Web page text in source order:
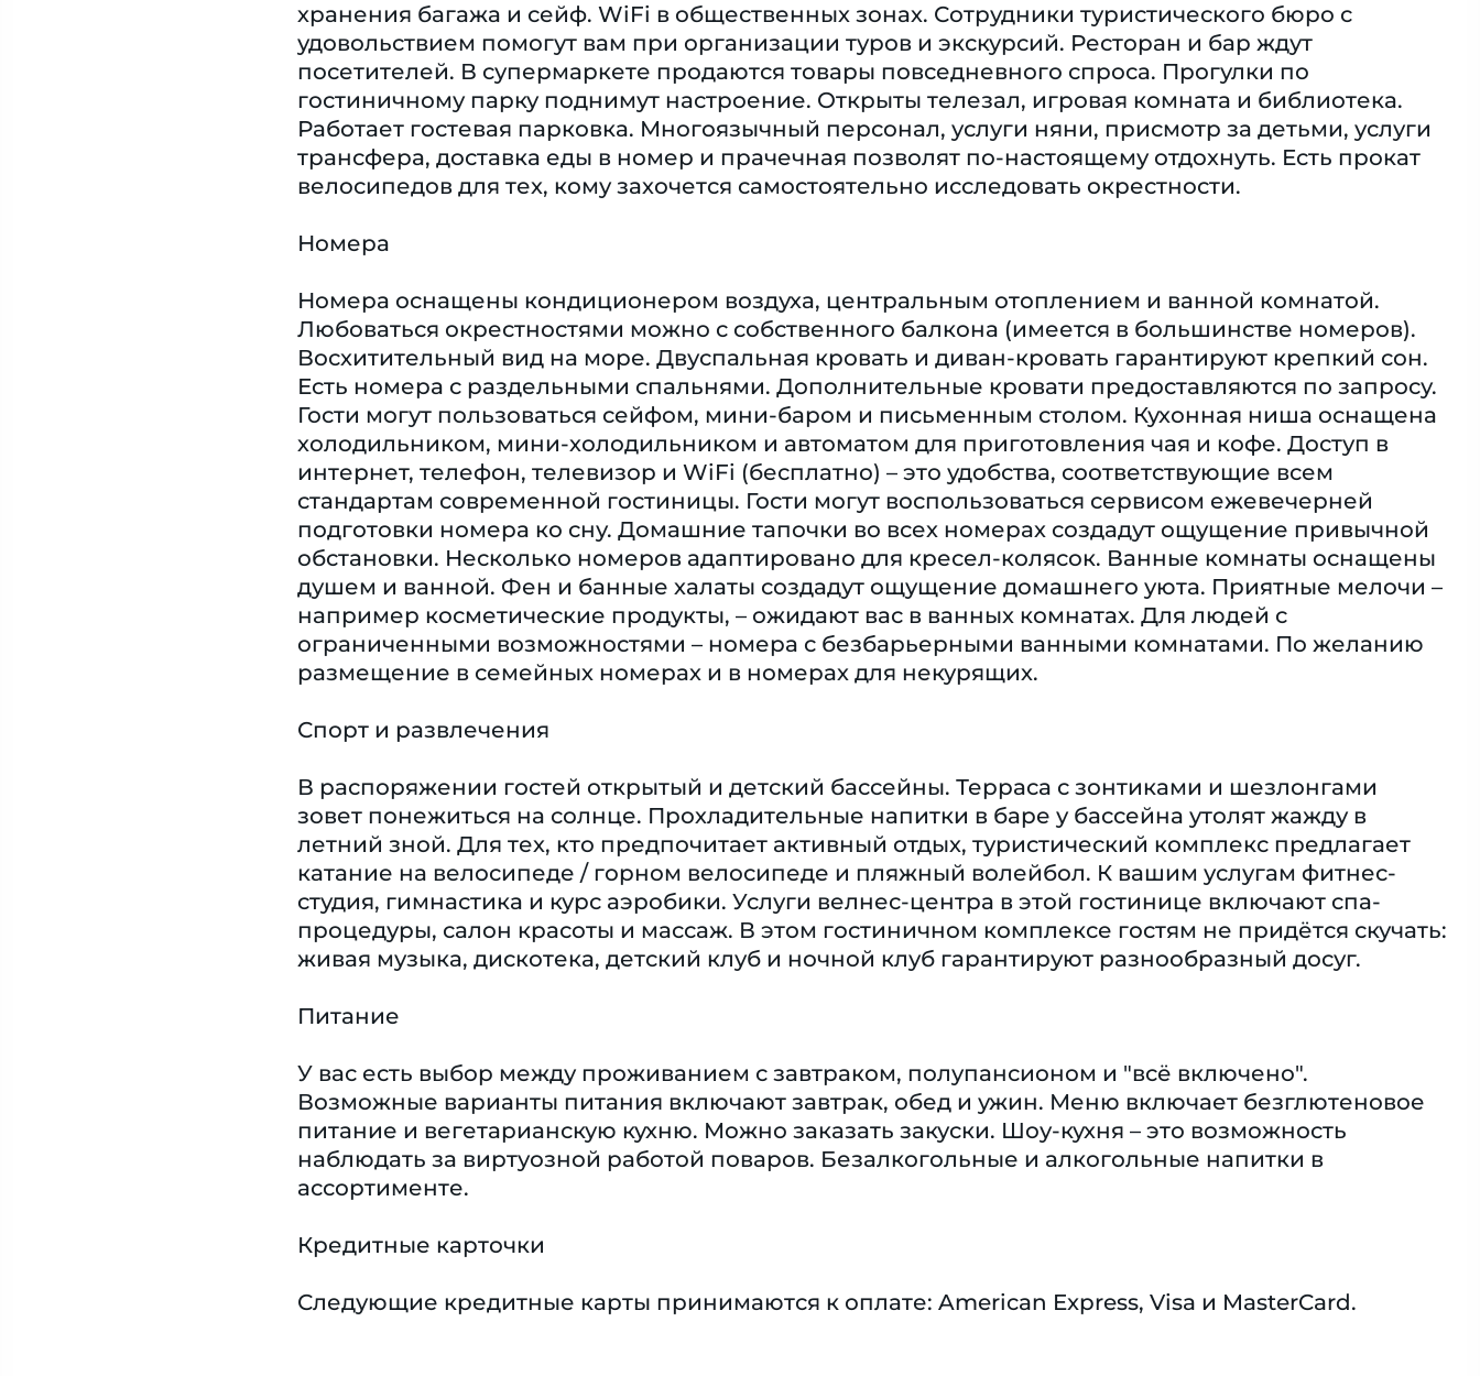
хранения багажа и сейф. WiFi в общественных зонах. Сотрудники туристического бюро с
удовольствием помогут вам при организации туров и экскурсий. Ресторан и бар ждут
посетителей. В супермаркете продаются товары повседневного спроса. Прогулки по
гостиничному парку поднимут настроение. Открыты телезал, игровая комната и библиотека.
Работает гостевая парковка. Многоязычный персонал, услуги няни, присмотр за детьми, услуги
трансфера, доставка еды в номер и прачечная позволят по-настоящему отдохнуть. Есть прокат
велосипедов для тех, кому захочется самостоятельно исследовать окрестности.
Номера
Номера оснащены кондиционером воздуха, центральным отоплением и ванной комнатой.
Любоваться окрестностями можно с собственного балкона (имеется в большинстве номеров).
Восхитительный вид на море. Двуспальная кровать и диван-кровать гарантируют крепкий сон.
Есть номера с раздельными спальнями. Дополнительные кровати предоставляются по запросу.
Гости могут пользоваться сейфом, мини-баром и письменным столом. Кухонная ниша оснащена
холодильником, мини-холодильником и автоматом для приготовления чая и кофе. Доступ в
интернет, телефон, телевизор и WiFi (бесплатно) – это удобства, соответствующие всем
стандартам современной гостиницы. Гости могут воспользоваться сервисом ежевечерней
подготовки номера ко сну. Домашние тапочки во всех номерах создадут ощущение привычной
обстановки. Несколько номеров адаптировано для кресел-колясок. Ванные комнаты оснащены
душем и ванной. Фен и банные халаты создадут ощущение домашнего уюта. Приятные мелочи –
например косметические продукты, – ожидают вас в ванных комнатах. Для людей с
ограниченными возможностями – номера с безбарьерными ванными комнатами. По желанию
размещение в семейных номерах и в номерах для некурящих.
Спорт и развлечения
В распоряжении гостей открытый и детский бассейны. Терраса с зонтиками и шезлонгами
зовет понежиться на солнце. Прохладительные напитки в баре у бассейна утолят жажду в
летний зной. Для тех, кто предпочитает активный отдых, туристический комплекс предлагает
катание на велосипеде / горном велосипеде и пляжный волейбол. К вашим услугам фитнес-
студия, гимнастика и курс аэробики. Услуги велнес-центра в этой гостинице включают спа-
процедуры, салон красоты и массаж. В этом гостиничном комплексе гостям не придётся скучать:
живая музыка, дискотека, детский клуб и ночной клуб гарантируют разнообразный досуг.
Питание
У вас есть выбор между проживанием с завтраком, полупансионом и "всё включено".
Возможные варианты питания включают завтрак, обед и ужин. Меню включает безглютеновое
питание и вегетарианскую кухню. Можно заказать закуски. Шоу-кухня – это возможность
наблюдать за виртуозной работой поваров. Безалкогольные и алкогольные напитки в
ассортименте.
Кредитные карточки
Следующие кредитные карты принимаются к оплате: American Express, Visa и MasterCard.